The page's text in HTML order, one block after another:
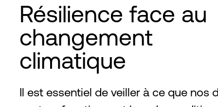
Résilience face au
changement
climatique
Il est essentiel de veiller à ce que nos